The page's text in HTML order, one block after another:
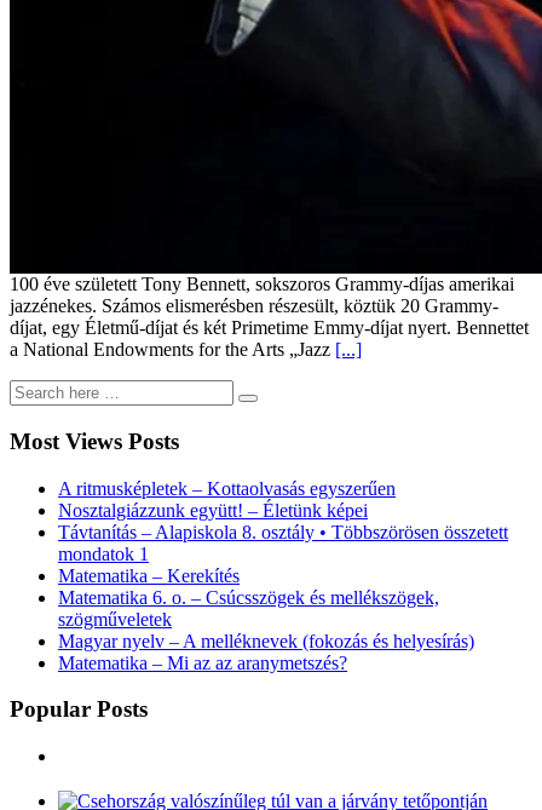
100 éve született Tony Bennett, sokszoros Grammy-díjas amerikai
jazzénekes. Számos elismerésben részesült, köztük 20 Grammy-
díjat, egy Életmű-díjat és két Primetime Emmy-díjat nyert. Bennettet
a National Endowments for the Arts „Jazz [...]
Most Views Posts
A ritmusképletek – Kottaolvasás egyszerűen
Nosztalgiázzunk együtt! – Életünk képei
Távtanítás – Alapiskola 8. osztály • Többszörösen összetett
mondatok 1
Matematika – Kerekítés
Matematika 6. o. – Csúcsszögek és mellékszögek,
szögműveletek
Magyar nyelv – A melléknevek (fokozás és helyesírás)
Matematika – Mi az az aranymetszés?
Popular Posts